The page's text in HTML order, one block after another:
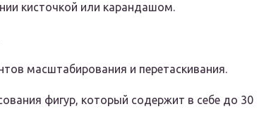
кисточкой или карандашом.
масштабирования и перетаскивания.
фигур, который содержит в себе до 30